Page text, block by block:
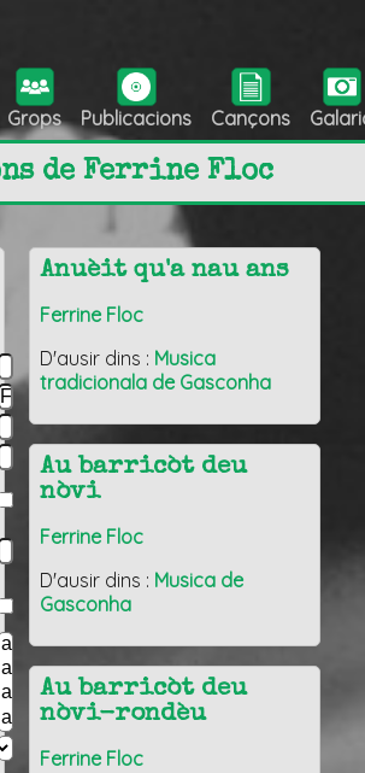
Grops Publicacions Cançons
de Ferrine Floc
Anuèit qu'a nau ans
Ferrine Floc
D'ausir dins : Musica
tradicionala de Gasconha
Au barricòt deu
nòvi
Ferrine Floc
D'ausir dins : Musica de
Gasconha
Au barricòt deu
nòvi-rondèu
Ferrine Floc